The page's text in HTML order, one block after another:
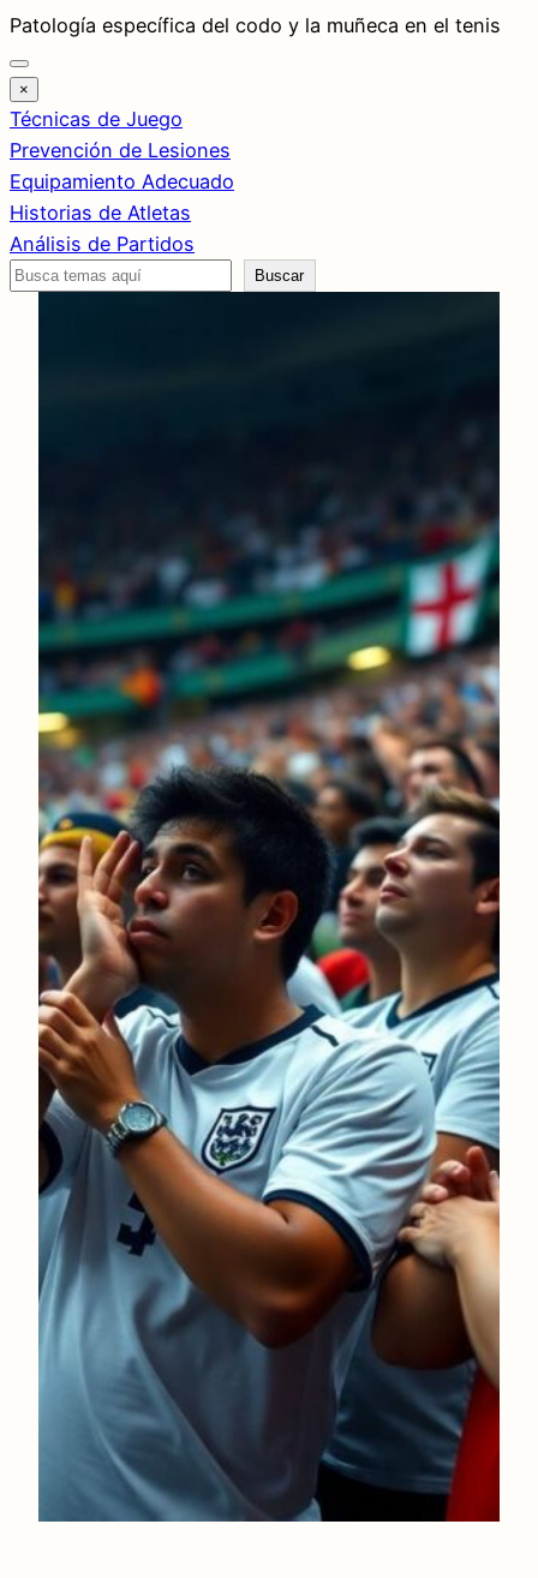
Saltar
al
contenido
Patología específica del codo y la muñeca en el tenis
×
Técnicas de Juego
Prevención de Lesiones
Equipamiento Adecuado
Historias de Atletas
Análisis de Partidos
Buscar
Buscar